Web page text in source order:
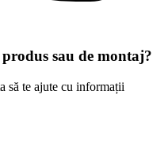
sau de montaj?
să te ajute cu informații